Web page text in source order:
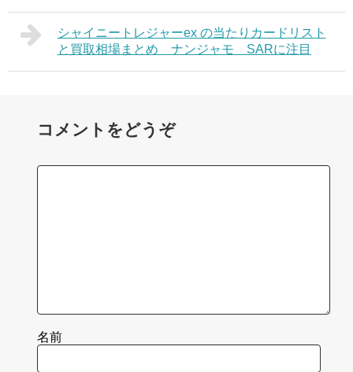
シャイニートレジャーex の当たりカードリスト
と買取相場まとめ ナンジャモ SARに注目
コメントをどうぞ
名前